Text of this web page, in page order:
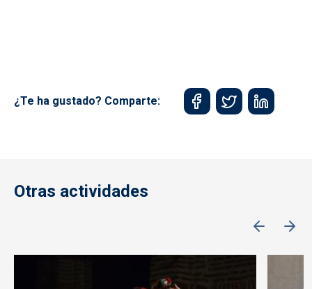
¿Te ha gustado? Comparte:
Otras actividades